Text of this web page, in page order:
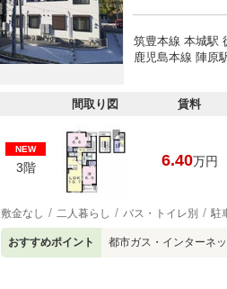
筑豊本線 本城駅
鹿児島本線 陣原
間取り図 賃料
NEW
3階 6.40万円
敷金なし 二人暮らし バス・トイレ別 駐
おすすめポイント 都市ガス・インターネ